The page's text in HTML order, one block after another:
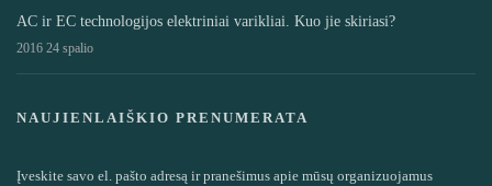
AC ir EC technologijos elektriniai varikliai. Kuo jie skiriasi?
2016 24 spalio
NAUJIENLAIŠKIO PRENUMERATA
Įveskite savo el. pašto adresą ir pranešimus apie mūsų organizuojamus